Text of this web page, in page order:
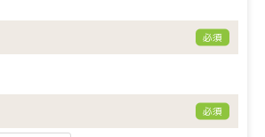
必須
必須